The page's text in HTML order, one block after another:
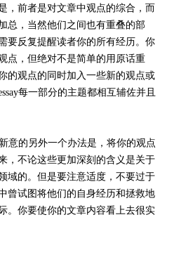
，前者是对文章中观点的综合，而
总，当然他们之间也有重叠的部
要反复提醒读者你的所有经历。你
点，但绝对不是简单的用原话重
的观点的同时加入一些新的观点或
每一部分的主题都相互辅佐并且
意的另外一个办法是，将你的观点
，不论这些更加深刻的含义是关于
域的。但是要注意适度，不要过于
曾试图将他们的自身经历和拯救地
。你要使你的文章内容看上去很实